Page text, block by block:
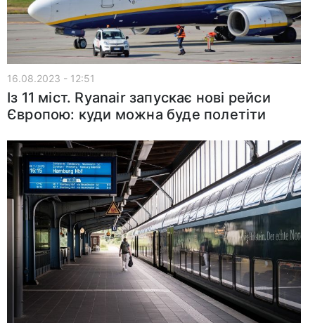
16.08.2023 - 12:51
Із 11 міст. Ryanair запускає нові рейси
Європою: куди можна буде полетіти